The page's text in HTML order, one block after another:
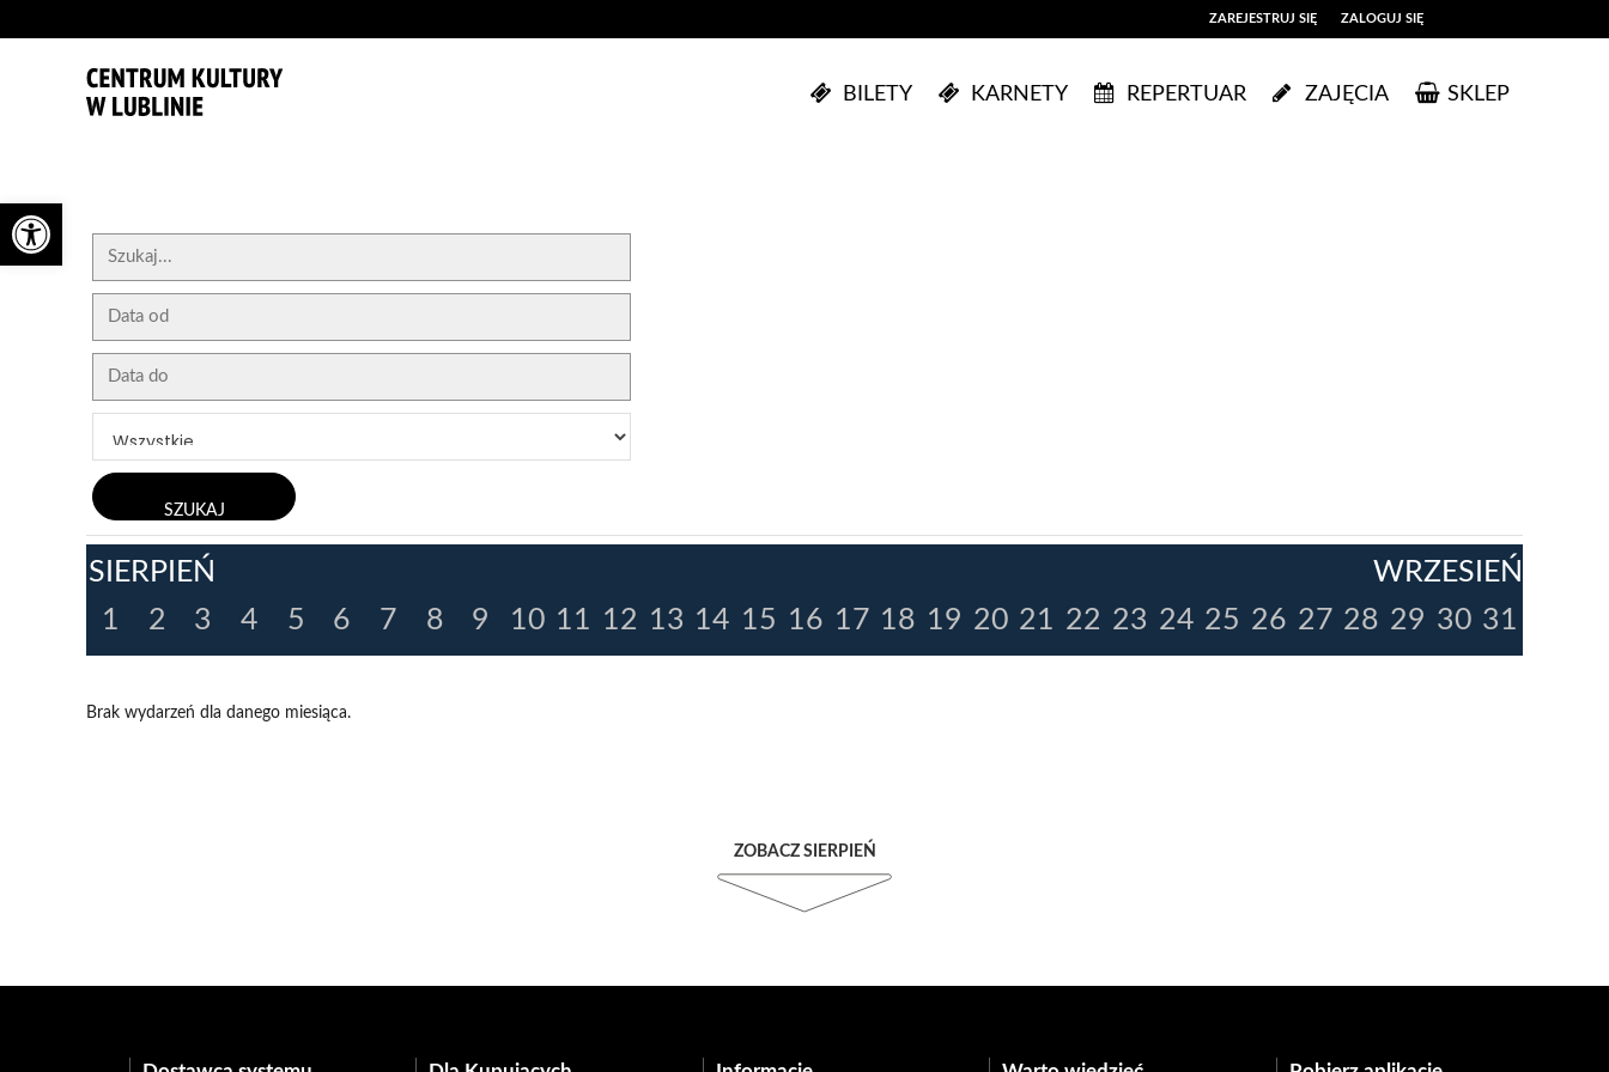
Otwórz pasek narzędzi
ZAREJESTRUJ SIĘ ZALOGUJ SIĘ
0,00
BILETY KARNETY REPERTUAR ZAJĘCIA SKLEP
SIERPIEŃ
WRZESIEŃ
1
2 3 4 5 6 7 8 9 10 11 12 13 14 15 16 17 18 19 20 21 22 23 24 25 26 27 28 29 30 31
Brak wydarzeń dla danego miesiąca.
ZOBACZ SIERPIEŃ